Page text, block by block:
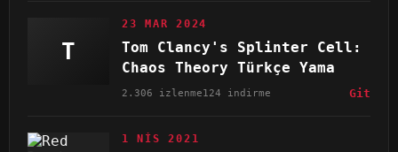
T
23 MAR 2024
Tom Clancy's Splinter Cell:
Chaos Theory Türkçe Yama
2.306 izlenme124 indirme Git
1 NIS 2021